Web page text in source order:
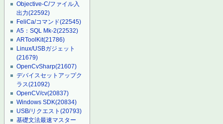
Objective-C/ファイル入
出力(22592)
FeliCa/コマンド(22545)
A5：SQL Mk-2(22532)
ARToolKit(21786)
Linux/USBガジェット
(21679)
OpenCvSharp(21607)
デバイスセットアップク
ラス(21092)
OpenCV/cv(20837)
Windows SDK(20834)
USB/リクエスト(20793)
基礎文法最速マスター